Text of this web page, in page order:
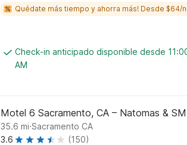
Quédate más tiempo y ahorra más! Desde $64/
Check-in anticipado disponible desde
AM
Motel 6 Sacramento, CA – Natomas &
35.6 mi.Sacramento CA
3.6
(150)